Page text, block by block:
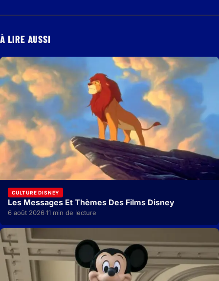
À LIRE AUSSI
CULTURE DISNEY
Les Messages Et Thèmes Des Films Disney
6 août 2026·11 min de lecture